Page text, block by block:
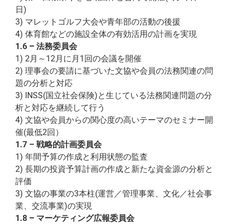
日)
3) マレットゴルフ大会や青年部の活動の後援
4) 体育館などの施設全体の有効活用の計画を実現
1.6 – 法務委員会
1) 2月～12月に月1回の会議を開催
2) 理事会の要請に基づいた文協や会員の法務関連の問
題の分析と対応
3) INSS(国立社会保険)と生じている法務関連問題の分
析と対応を継続して行う
4) 文協や会員からの関心度の高いテーマのセミナー開
催(最低2回）
1.7 – 戦略的計画委員会
1) 年間予算の作成と利用状態の監査
2) 長期の投資予算計画の作成と新たな資金源の分析と
評価
3) 文協の事業の3本柱(運営／管理事業、文化／社会事
業、交流事業)の実現
1.8 – マーケティング広報委員会